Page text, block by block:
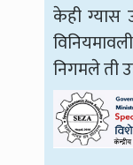
केही ग्यास
निगमले ती